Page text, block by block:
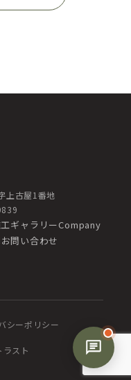
上古屋1番地
ギャラリーCompany
お問い合わせ
シーポリシー
スト